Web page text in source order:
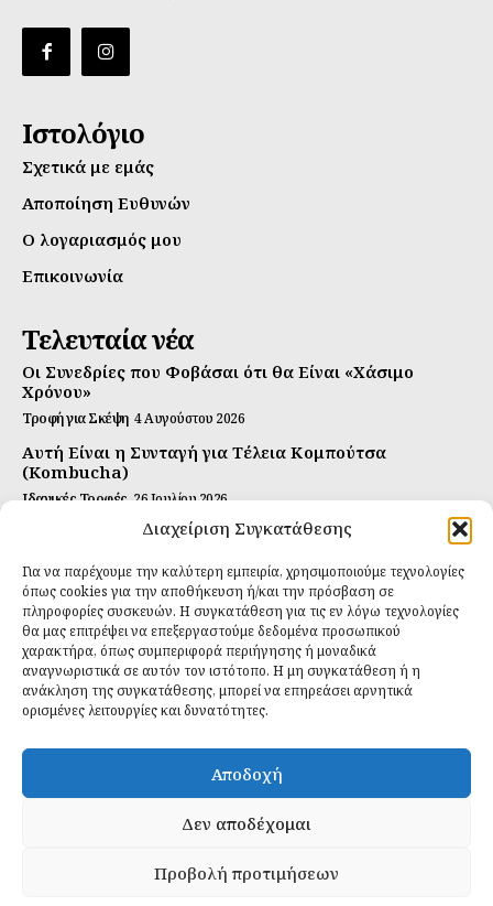
Διαχείριση Συγκατάθεσης
Για να παρέχουμε την καλύτερη εμπειρία, χρησιμοποιούμε τεχνολογίες
όπως cookies για την αποθήκευση ή/και την πρόσβαση σε
πληροφορίες συσκευών. Η συγκατάθεση για τις εν λόγω τεχνολογίες
θα μας επιτρέψει να επεξεργαστούμε δεδομένα προσωπικού
χαρακτήρα, όπως συμπεριφορά περιήγησης ή μοναδικά
αναγνωριστικά σε αυτόν τον ιστότοπο. Η μη συγκατάθεση ή η
ανάκληση της συγκατάθεσης, μπορεί να επηρεάσει αρνητικά
ορισμένες λειτουργίες και δυνατότητες.
Αποδοχή
Δεν αποδέχομαι
Προβολή προτιμήσεων
Ιστολόγιο
Σχετικά με εμάς
Αποποίηση Ευθυνών
Ο λογαριασμός μου
Επικοινωνία
Τελευταία νέα
Οι Συνεδρίες που Φοβάσαι ότι θα Είναι «Χάσιμο
Χρόνου»
Τροφή για Σκέψη 4 Αυγούστου 2026
Αυτή Είναι η Συνταγή για Τέλεια Κομπούτσα
(Kombucha)
Ιδανικές Τροφές 26 Ιουλίου 2026
Η Κρυφή Αλήθεια για τα Υπερ-επεξεργασμένα
Ιδανικές Τροφές 2 Απριλίου 2026
Εγγραφείτε
ΕΓΓΡΑΦΉ
Έχω διαβάσει και δέχομαι τηνπολιτική απορρήτου